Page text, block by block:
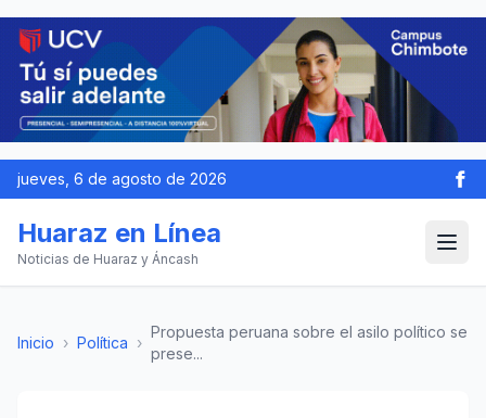
jueves, 6 de agosto de 2026
Huaraz en Línea
Noticias de Huaraz y Áncash
Inicio › Política ›
Propuesta peruana sobre el asilo político se
prese...